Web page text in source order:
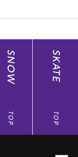
SNOW
TOP
SKATE
TOP